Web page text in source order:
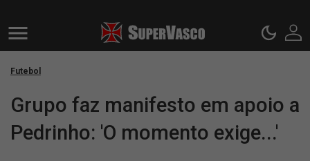
Futebol
Grupo faz manifesto em apoio a
Pedrinho: 'O momento exige...'